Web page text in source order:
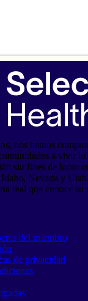
nos hemos
a vivir lo
sin fines de lucro
Nevada y
real que conoce su
del miembro
de privacidad